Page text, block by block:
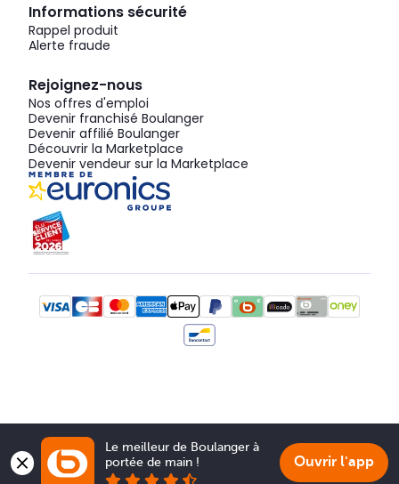
Informations sécurité
Rappel produit
Alerte fraude
Rejoignez-nous
Nos offres d'emploi
Devenir franchisé Boulanger
Devenir affilié Boulanger
Découvrir la Marketplace
Devenir vendeur sur la Marketplace
Le meilleur de Boulanger à
portée de main !
Ouvrir l'app